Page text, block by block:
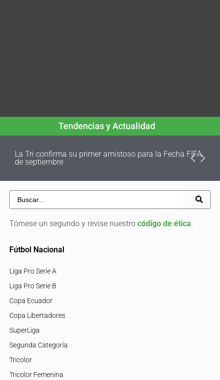
Tendencias y Actualidad
La Tri confirma su primer amistoso para la Fecha FIFA
de septiembre
Tómese un segundo y revise nuestro código de ética.
Fútbol Nacional
Liga Pro Serie A
Liga Pro Serie B
Copa Ecuador
Copa Libertadores
SuperLiga
Segunda Categoría
Tricolor
Tricolor Femenina